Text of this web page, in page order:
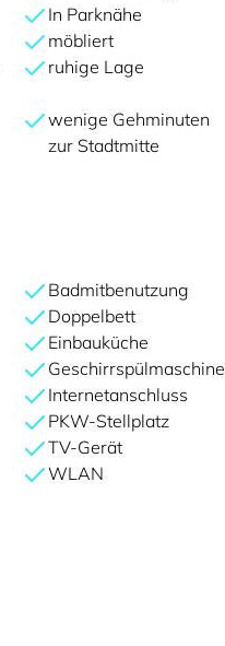
In Parknähe
möbliert
ruhige Lage
wenige Gehminuten
zur Stadtmitte
Badmitbenutzung
Doppelbett
Einbauküche
Geschirrspülmaschine
Internetanschluss
PKW-Stellplatz
TV-Gerät
WLAN